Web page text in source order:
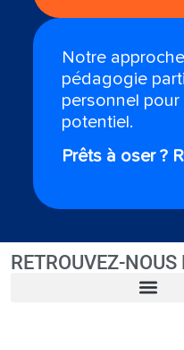
Notre
pédagogie
personnel
potentiel.
Prêts à oser ?
RETROUVEZ-